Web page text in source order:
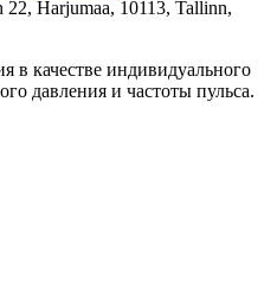
Harjumaa, 10113, Tallinn,
в качестве индивидуального
давления и частоты пульса.